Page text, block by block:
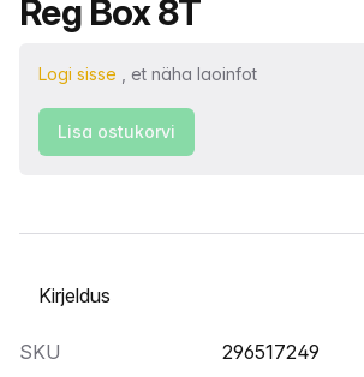
Reg Box 8T
Logi sisse , et näha laoinfot
Lisa ostukorvi
Vahekaardi valimine
SKU
296517249